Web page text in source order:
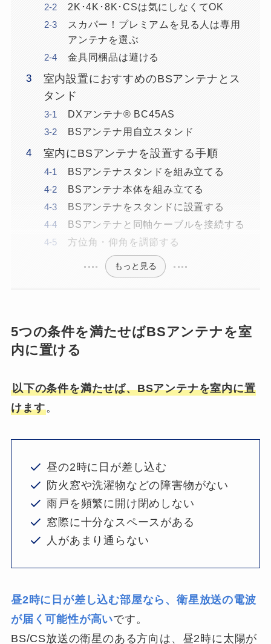
2K･4K･8K･CSは気にしなくてOK
スカパー！プレミアムを見る人は専用
アンテナを選ぶ
金具同梱品は避ける
室内設置におすすめのBSアンテナとス
タンド
DXアンテナ® BC45AS
BSアンテナ用自立スタンド
室内にBSアンテナを設置する手順
BSアンテナスタンドを組み立てる
BSアンテナ本体を組み立てる
BSアンテナをスタンドに設置する
BSアンテナと同軸ケーブルを接続する
方位角・仰角を調節する
もっと見る
5つの条件を満たせばBSアンテナを室
内に置ける
以下の条件を満たせば、BSアンテナを室内に置
けます。
昼の2時に日が差し込む
防火窓や洗濯物などの障害物がない
雨戸を頻繁に開け閉めしない
窓際に十分なスペースがある
人があまり通らない
昼2時に日が差し込む部屋なら、衛星放送の電波
が届く可能性が高いです。
BS/CS放送の衛星のある方向は、昼2時に太陽が